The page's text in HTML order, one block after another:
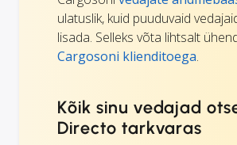
ulatuslik, kuid puuduvaid
lisada. Selleks võta lihtsalt
Cargosoni klienditoega.
Kõik sinu vedajad
Directo tarkvaras